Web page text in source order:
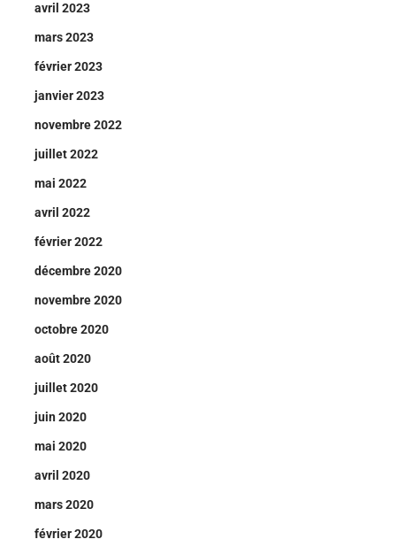
avril 2023
mars 2023
février 2023
janvier 2023
novembre 2022
juillet 2022
mai 2022
avril 2022
février 2022
décembre 2020
novembre 2020
octobre 2020
août 2020
juillet 2020
juin 2020
mai 2020
avril 2020
mars 2020
février 2020